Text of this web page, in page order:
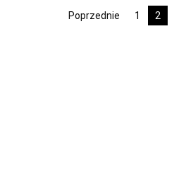
Poprzednie 1 2